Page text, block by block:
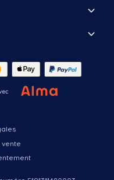
keyboard_arrow_down
keyboard_arrow_down
vente